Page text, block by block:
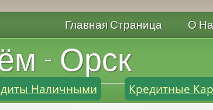
Главная Страница О
- Орск
Наличными Кредитные